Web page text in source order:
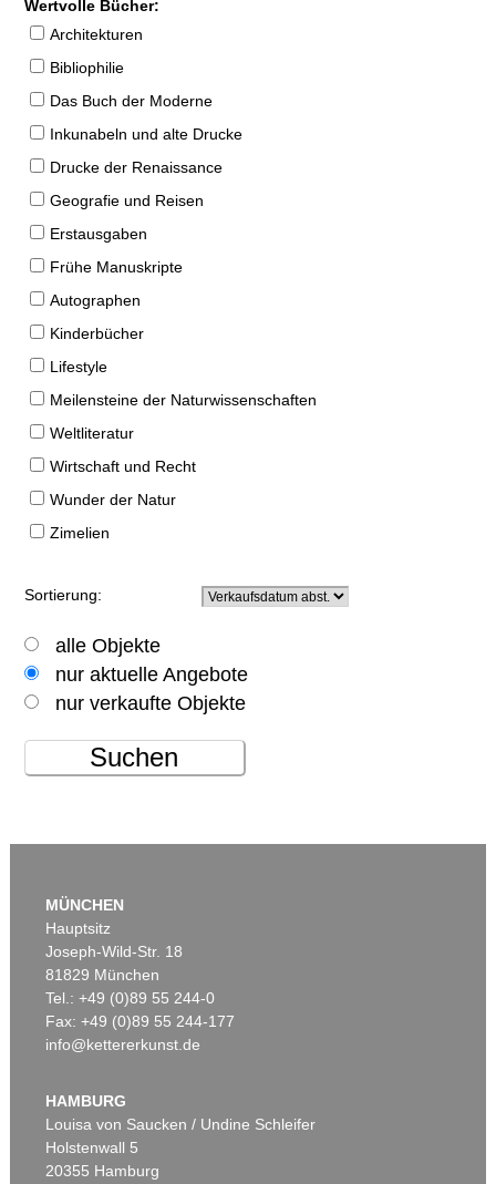
Wertvolle Bücher:
Architekturen
Bibliophilie
Das Buch der Moderne
Inkunabeln und alte Drucke
Drucke der Renaissance
Geografie und Reisen
Erstausgaben
Frühe Manuskripte
Autographen
Kinderbücher
Lifestyle
Meilensteine der Naturwissenschaften
Weltliteratur
Wirtschaft und Recht
Wunder der Natur
Zimelien
Sortierung:
alle Objekte
nur aktuelle Angebote
nur verkaufte Objekte
Suchen
MÜNCHEN
Hauptsitz
Joseph-Wild-Str. 18
81829 München
Tel.: +49 (0)89 55 244-0
Fax: +49 (0)89 55 244-177
info@kettererkunst.de
HAMBURG
Louisa von Saucken / Undine Schleifer
Holstenwall 5
20355 Hamburg